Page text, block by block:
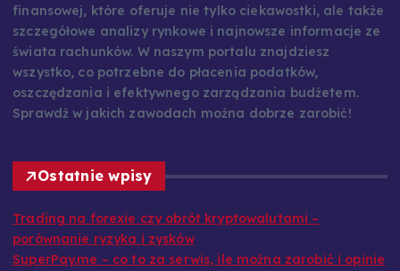
finansowej, które oferuje nie tylko ciekawostki, ale także
szczegółowe analizy rynkowe i najnowsze informacje ze
świata rachunków. W naszym portalu znajdziesz
wszystko, co potrzebne do płacenia podatków,
oszczędzania i efektywnego zarządzania budżetem.
Sprawdź w jakich zawodach można dobrze zarobić!
Ostatnie wpisy
Trading na forexie czy obrót kryptowalutami –
porównanie ryzyka i zysków
SuperPay.me – co to za serwis, ile można zarobić i opinie